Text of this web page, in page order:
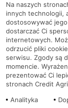
Korzystaj z
Dołącz do
na bieżąco z
Zapisz się
Na naszych
innych technologii,
dostosowywać
dostarczać Ci
internetowych.
odrzucić pliki
serwisu. Zgody są
momencie.
prezentować Ci
stronach Credit
Analityka